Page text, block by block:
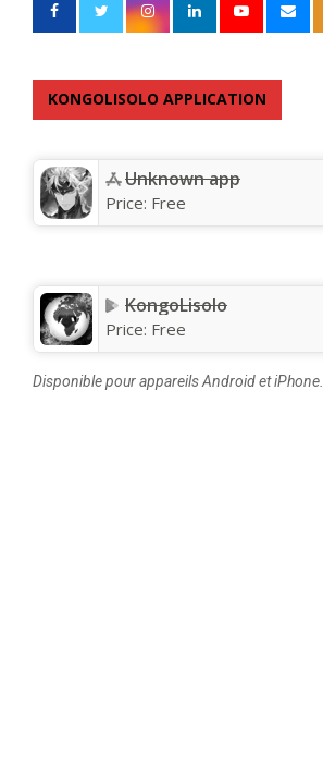
KONGOLISOLO APPLICATION
Unknown app
Price: Free
KongoLisolo
Price: Free
Disponible pour appareils Android et iPhone.